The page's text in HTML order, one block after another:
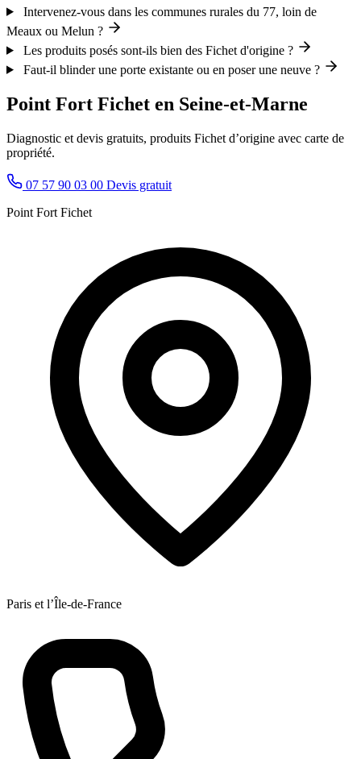
Intervenez-vous dans les communes rurales du 77, loin de
Meaux ou Melun ?
Les produits posés sont-ils bien des Fichet d'origine ?
Faut-il blinder une porte existante ou en poser une neuve ?
Point Fort Fichet en Seine-et-Marne
Diagnostic et devis gratuits, produits Fichet d’origine avec carte de
propriété.
07 57 90 03 00 Devis gratuit
Point Fort Fichet
Paris et l’Île-de-France